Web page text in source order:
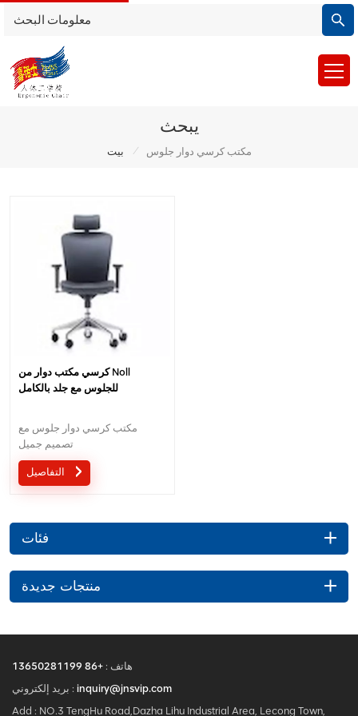
يبحث
بيت / مكتب كرسي دوار جلوس
كرسي مكتب دوار من Noll
للجلوس مع جلد بالكامل
مكتب كرسي دوار جلوس مع
تصميم جميل
فئات
منتجات جديدة
هاتف : +86 13650281199
بريد إلكتروني : inquiry@jnsvip.com
Add : NO.3 TengHu Road,Dazha Lihu Industrial Area, Lecong Town,